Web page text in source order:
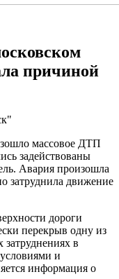
причиной
массовое ДТП
задействованы
Авария произошла
затруднила движение
дороги
перекрыв одну из
в
и
информация о